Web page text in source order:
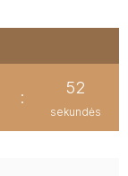
:
52
sekundės